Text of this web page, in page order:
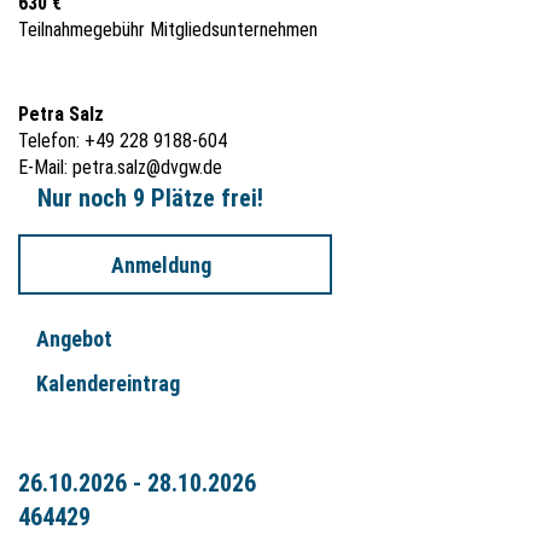
Teilnahmegebühr Mitgliedsunternehmen
Petra Salz
Telefon: +49 228 9188-604
E-Mail: petra.salz@dvgw.de
Nur noch 9 Plätze frei!
Anmeldung
Angebot
Kalendereintrag
26.10.2026 - 28.10.2026
464429